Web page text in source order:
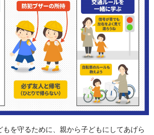
もを守るために、親から子どもにしてあげら